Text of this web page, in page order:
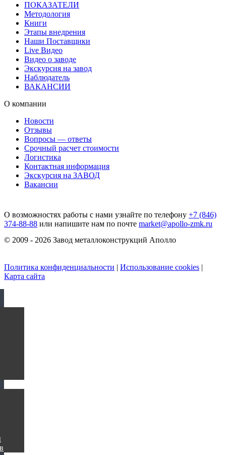
ПОКАЗАТЕЛИ
Методология
Книги
Этапы внедрения
Наши Поставщики
Live Видео
Видео о заводе
Экскурсия на завод
Наблюдатель
ВАКАНСИИ
О компании
Новости
Отзывы
Вопросы — ответы
Срочный расчет стоимости
Логистика
Контактная информация
Экскурсия на ЗАВОД
Вакансии
О возможностях работы с нами узнайте по телефону +7 (846)
374-88-88 или напишите нам по почте market@apollo-zmk.ru
© 2009 - 2026 Завод металлоконструкций Аполло
Политика конфиденциальности Использование cookies
Карта сайта